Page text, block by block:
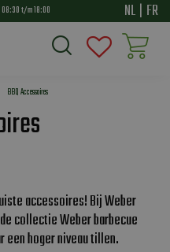
BBQ Accessoires
08:30t/m18:00 NL | FR
accessoires! Bij Weber
collectie Weber barbecue
een hoger niveau tillen.